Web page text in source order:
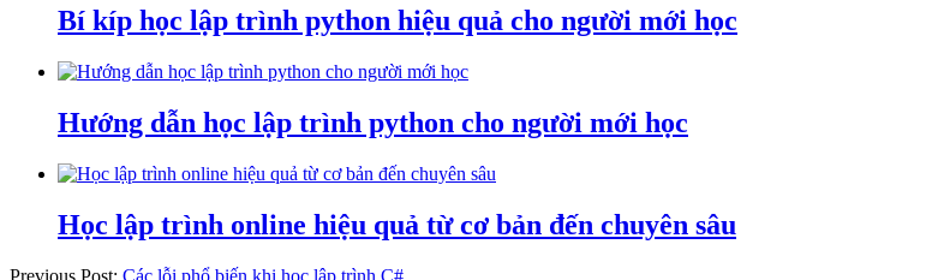
Bí kíp học lập trình python hiệu quả cho người mới học
Hướng dẫn học lập trình python cho người mới học
Học lập trình online hiệu quả từ cơ bản đến chuyên sâu
Previous Post: Các lỗi phổ biến khi học lập trình C#